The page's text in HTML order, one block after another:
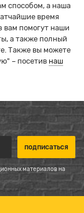
способом, а наша
время
вам помогут наши
а также полный
Также вы можете
– посетив наш
материалов на